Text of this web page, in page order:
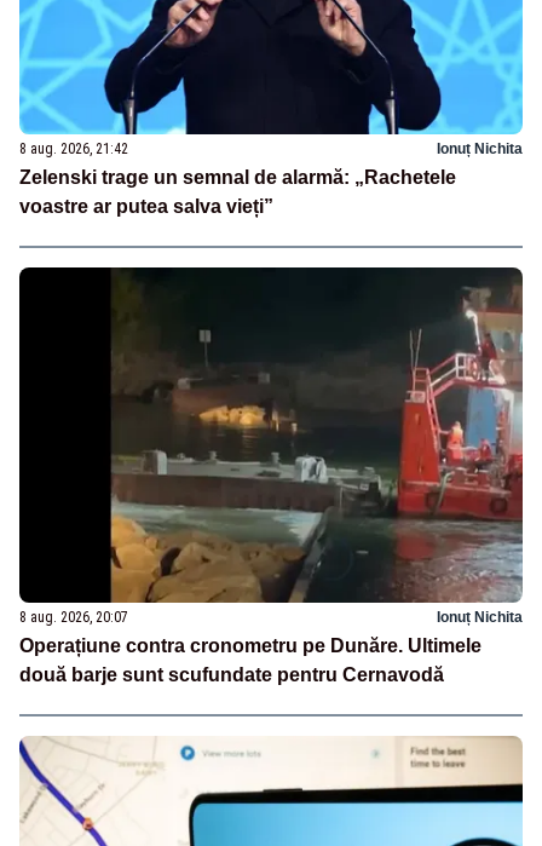
8 aug. 2026, 21:42 Ionuț Nichita
Zelenski trage un semnal de alarmă: „Rachetele
voastre ar putea salva vieți”
8 aug. 2026, 20:07 Ionuț Nichita
Operațiune contra cronometru pe Dunăre. Ultimele
două barje sunt scufundate pentru Cernavodă